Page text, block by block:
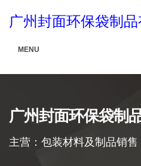
广州封面环保袋制品
MENU
广州封面环保袋制
主营：包装材料及制品销售